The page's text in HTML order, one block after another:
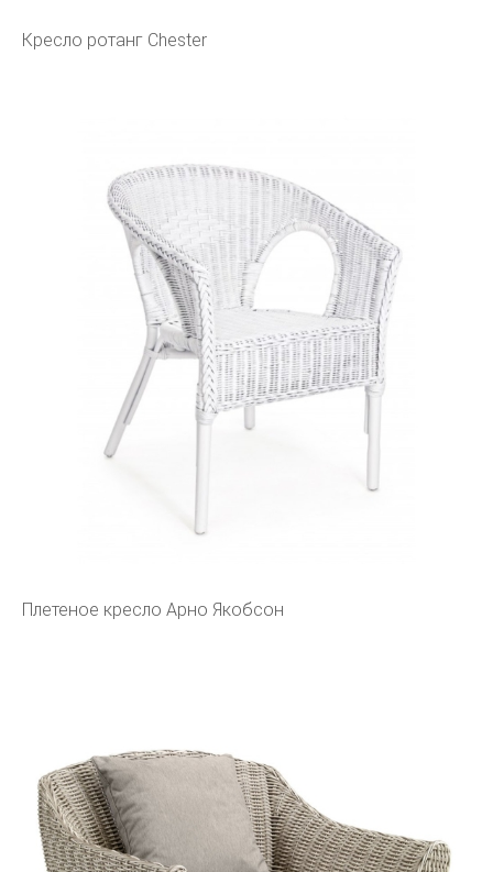
Кресло ротанг Chester
Плетеное кресло Арно Якобсон